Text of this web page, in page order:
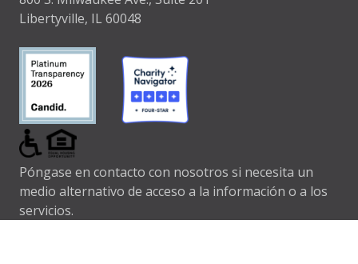
Libertyville, IL 60048
Póngase en contacto con nosotros si necesita un
medio alternativo de acceso a la información o a los
servicios.